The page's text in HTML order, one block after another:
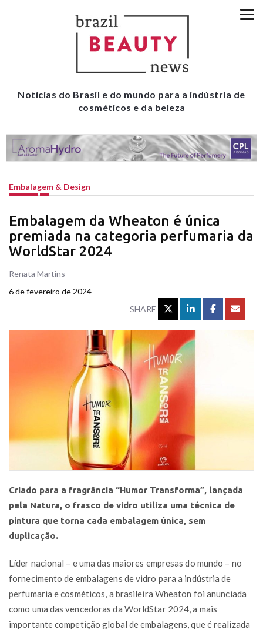
Notícias do Brasil e do mundo para a indústria de
cosméticos e da beleza
Embalagem & Design
Embalagem da Wheaton é única
premiada na categoria perfumaria da
WorldStar 2024
Renata Martins
6 de fevereiro de 2024
SHARE
Criado para a fragrância “Humor Transforma”, lançada
pela Natura, o frasco de vidro utiliza uma técnica de
pintura que torna cada embalagem única, sem
duplicação.
Líder nacional – e uma das maiores empresas do mundo – no
fornecimento de embalagens de vidro para a indústria de
perfumaria e cosméticos, a brasileira Wheaton foi anunciada
como uma das vencedoras da WorldStar 2024, a mais
importante competição global de embalagens, que é realizada